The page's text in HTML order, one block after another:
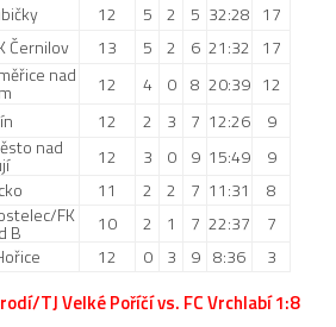
12 5 2 5 32:28 17
Černilov 13 5 2 6 21:32 17
nad 12 4 0 8 20:39 12
12 2 3 7 12:26
9
nad 12 3 0 9 15:49
9
11 2 2 7 11:31
8
FK
B 10 2 1 7 22:37
7
12 0 3 9 8:36 3
TJ Velké Poříčí vs. FC Vrchlabí 1:8